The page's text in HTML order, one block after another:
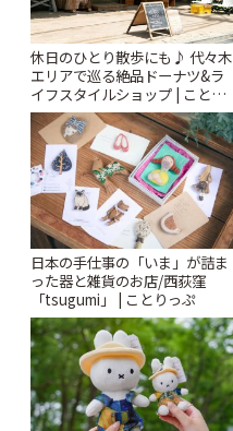
休日のひとり散歩にも♪ 代々木
エリアで巡る絶品ドーナツ&ラ
イフスタイルショップ | ことり
っぷ
日本の手仕事の「いま」が詰ま
った器と雑貨のお店/西荻窪
「tsugumi」 | ことりっぷ